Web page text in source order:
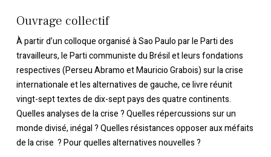
Ouvrage collectif
À partir d’un colloque organisé à Sao Paulo par le Parti des
travailleurs, le Parti communiste du Brésil et leurs fondations
respectives (Perseu Abramo et Mauricio Grabois) sur la crise
internationale et les alternatives de gauche, ce livre réunit
vingt-sept textes de dix-sept pays des quatre continents.
Quelles analyses de la crise ? Quelles répercussions sur un
monde divisé, inégal ? Quelles résistances opposer aux méfaits
de la crise ? Pour quelles alternatives nouvelles ?